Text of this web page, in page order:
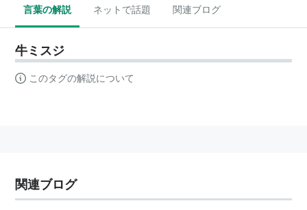
言葉の解説 ネットで話題 関連ブログ
牛ミスジ
このタグの解説について
関連ブログ